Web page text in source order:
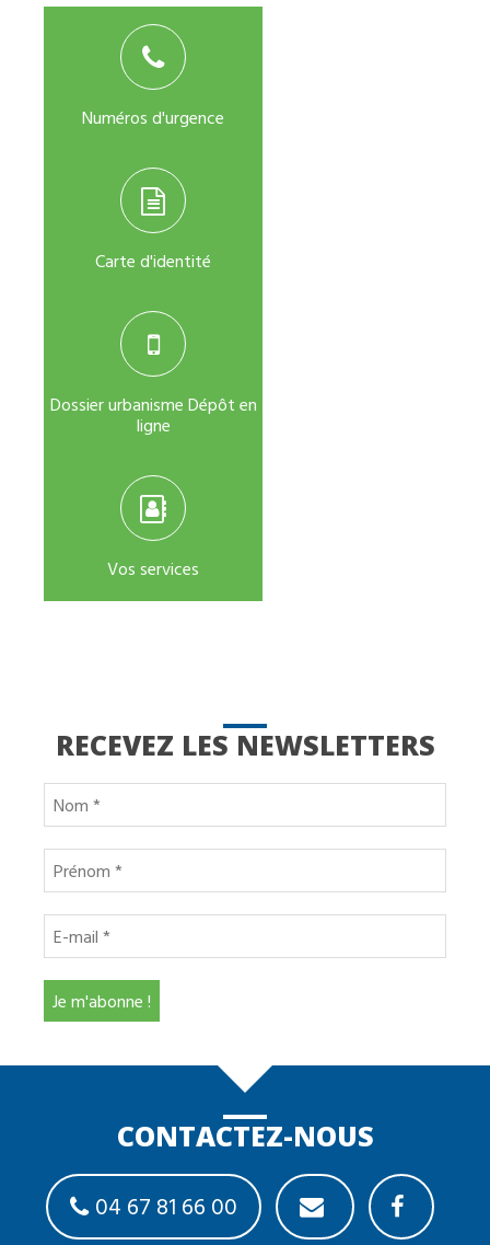
Numéros d'urgence
Carte d'identité
Dossier urbanisme Dépôt en
ligne
Vos services
RECEVEZ LES NEWSLETTERS
CONTACTEZ-NOUS
04 67 81 66 00